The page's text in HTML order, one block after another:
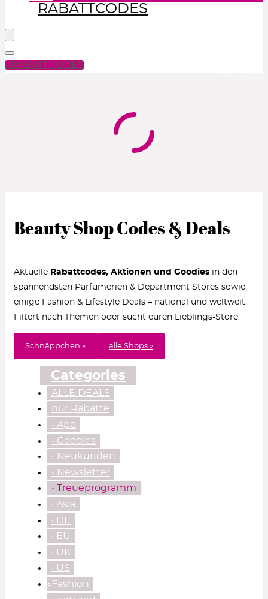
RABATTCODES
RABATTCODES
Beauty Shop Codes & Deals
Aktuelle Rabattcodes, Aktionen und Goodies in den
spannendsten Parfümerien & Department Stores sowie
einige Fashion & Lifestyle Deals – national und weltweit.
Filtert nach Themen oder sucht euren Lieblings-Store.
Schnäppchen » alle Shops »
Categories
ALLE DEALS
nur Rabatte
• Apo
• Goodies
• Neukunden
• Newsletter
• Treueprogramm
‧ Asia
‧ DE
‧ EU
‧ UK
‧ US
⃘Fashion